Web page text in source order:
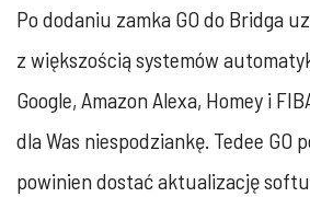
Po dodaniu zamka GO do Bridga
z większością systemów
Google, Amazon Alexa, Homey i
dla Was niespodziankę. Tedee GO
powinien dostać aktualizację